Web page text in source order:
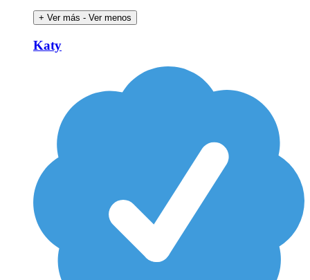
+ Ver más - Ver menos
Katy